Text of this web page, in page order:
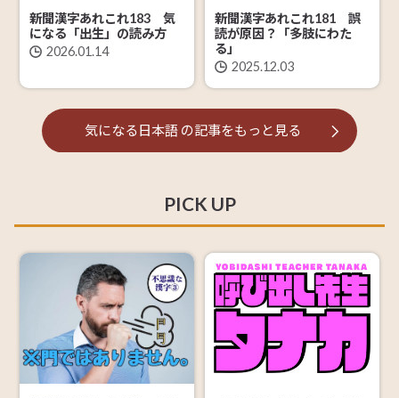
新聞漢字あれこれ183 気
になる「出生」の読み方
2026.01.14
新聞漢字あれこれ181 誤
読が原因？「多肢にわた
る」
2025.12.03
気になる日本語 の記事をもっと見る
PICK UP